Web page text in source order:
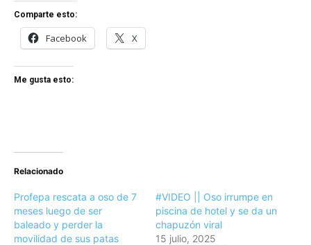
Comparte esto:
Facebook X
Me gusta esto:
Relacionado
Profepa rescata a oso de 7
meses luego de ser
baleado y perder la
movilidad de sus patas
#VIDEO || Oso irrumpe en
piscina de hotel y se da un
chapuzón viral
15 julio, 2025